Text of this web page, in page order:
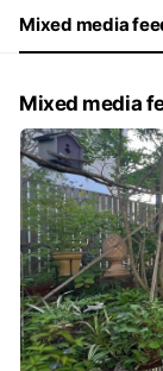
Sat
08:00 - 18:00
休業日：日曜・祝
Mixed media
Mixed media